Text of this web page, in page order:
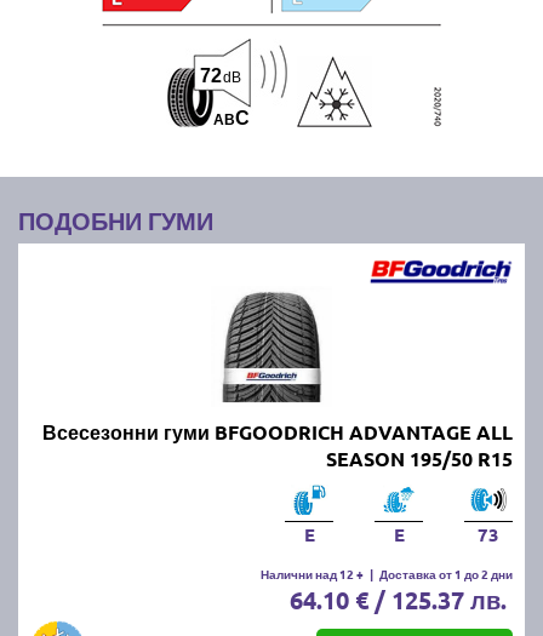
ABC
72dB
ПОДОБНИ ГУМИ
Всесезонни гуми BFGOODRICH ADVANTAGE ALL
SEASON 195/50 R15
E E 73
Налични над 12 + | Доставка от 1 до 2 дни
64.10 € / 125.37 лв.